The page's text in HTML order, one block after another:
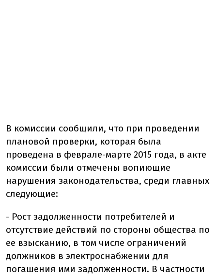
В комиссии сообщили, что при проведении
плановой проверки, которая была
проведена в феврале-марте 2015 года, в акте
комиссии были отмечены вопиющие
нарушения законодательства, среди главных
следующие:
- Рост задолженности потребителей и
отсутствие действий по стороны общества по
ее взысканию, в том числе ограничений
должников в электроснабжении для
погашения ими задолженности. В частности